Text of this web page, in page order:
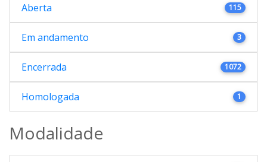
Aberta 115
Em andamento 3
Encerrada 1072
Homologada 1
Modalidade